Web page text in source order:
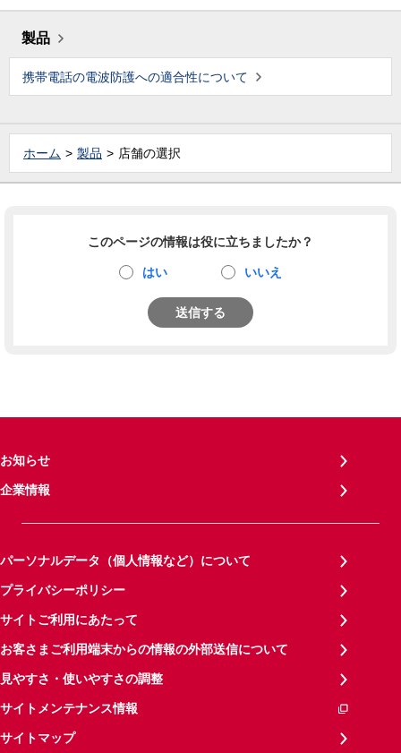
製品
携帯電話の電波防護への適合性について
ホーム 製品 店舗の選択
このページの情報は役に立ちましたか？
はい いいえ
送信する
お知らせ
企業情報
パーソナルデータ（個人情報など）について
プライバシーポリシー
サイトご利用にあたって
お客さまご利用端末からの情報の外部送信について
見やすさ・使いやすさの調整
サイトメンテナンス情報
サイトマップ